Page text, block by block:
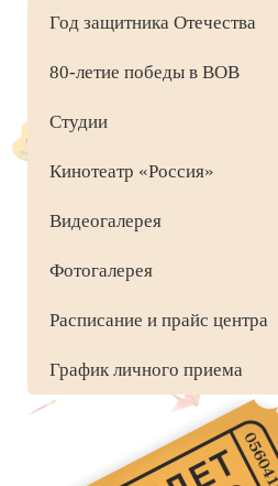
Год защитника Отечества
80-летие победы в ВОВ
Студии
Кинотеатр «Россия»
Видеогалерея
Фотогалерея
Расписание и прайс центра
График личного приема